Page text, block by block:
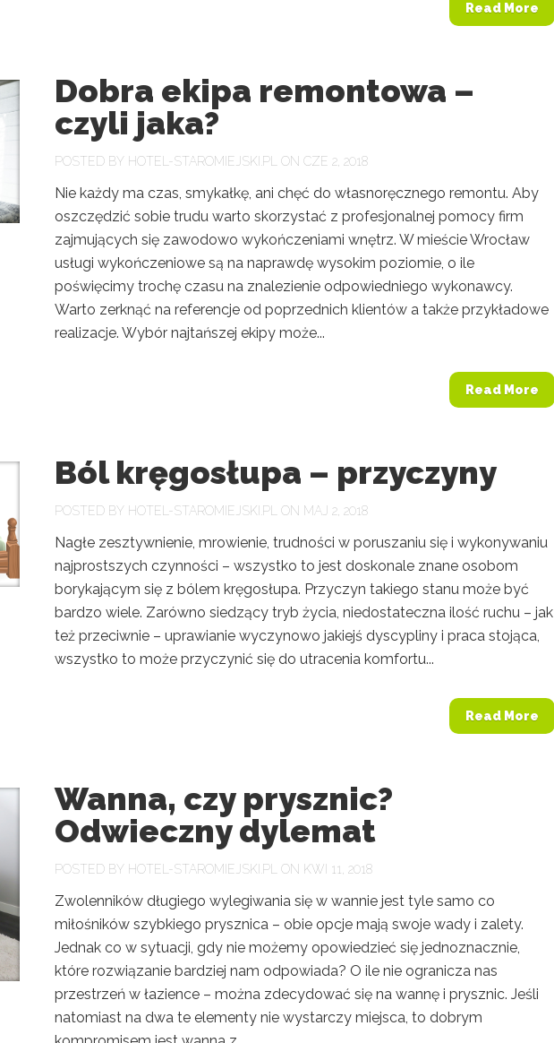
Read More
Dobra ekipa remontowa –
czyli jaka?
POSTED BY HOTEL-STAROMIEJSKI.PL ON CZE 2, 2018
Nie każdy ma czas, smykałkę, ani chęć do własnoręcznego remontu. Aby
oszczędzić sobie trudu warto skorzystać z profesjonalnej pomocy firm
zajmujących się zawodowo wykończeniami wnętrz. W mieście Wrocław
usługi wykończeniowe są na naprawdę wysokim poziomie, o ile
poświęcimy trochę czasu na znalezienie odpowiedniego wykonawcy.
Warto zerknąć na referencje od poprzednich klientów a także przykładowe
realizacje. Wybór najtańszej ekipy może...
Read More
Ból kręgosłupa – przyczyny
POSTED BY HOTEL-STAROMIEJSKI.PL ON MAJ 2, 2018
Nagłe zesztywnienie, mrowienie, trudności w poruszaniu się i wykonywaniu
najprostszych czynności – wszystko to jest doskonale znane osobom
borykającym się z bólem kręgosłupa. Przyczyn takiego stanu może być
bardzo wiele. Zarówno siedzący tryb życia, niedostateczna ilość ruchu – jak
też przeciwnie – uprawianie wyczynowo jakiejś dyscypliny i praca stojąca,
wszystko to może przyczynić się do utracenia komfortu...
Read More
Wanna, czy prysznic?
Odwieczny dylemat
POSTED BY HOTEL-STAROMIEJSKI.PL ON KWI 11, 2018
Zwolenników długiego wylegiwania się w wannie jest tyle samo co
miłośników szybkiego prysznica – obie opcje mają swoje wady i zalety.
Jednak co w sytuacji, gdy nie możemy opowiedzieć się jednoznacznie,
które rozwiązanie bardziej nam odpowiada? O ile nie ogranicza nas
przestrzeń w łazience – można zdecydować się na wannę i prysznic. Jeśli
natomiast na dwa te elementy nie wystarczy miejsca, to dobrym